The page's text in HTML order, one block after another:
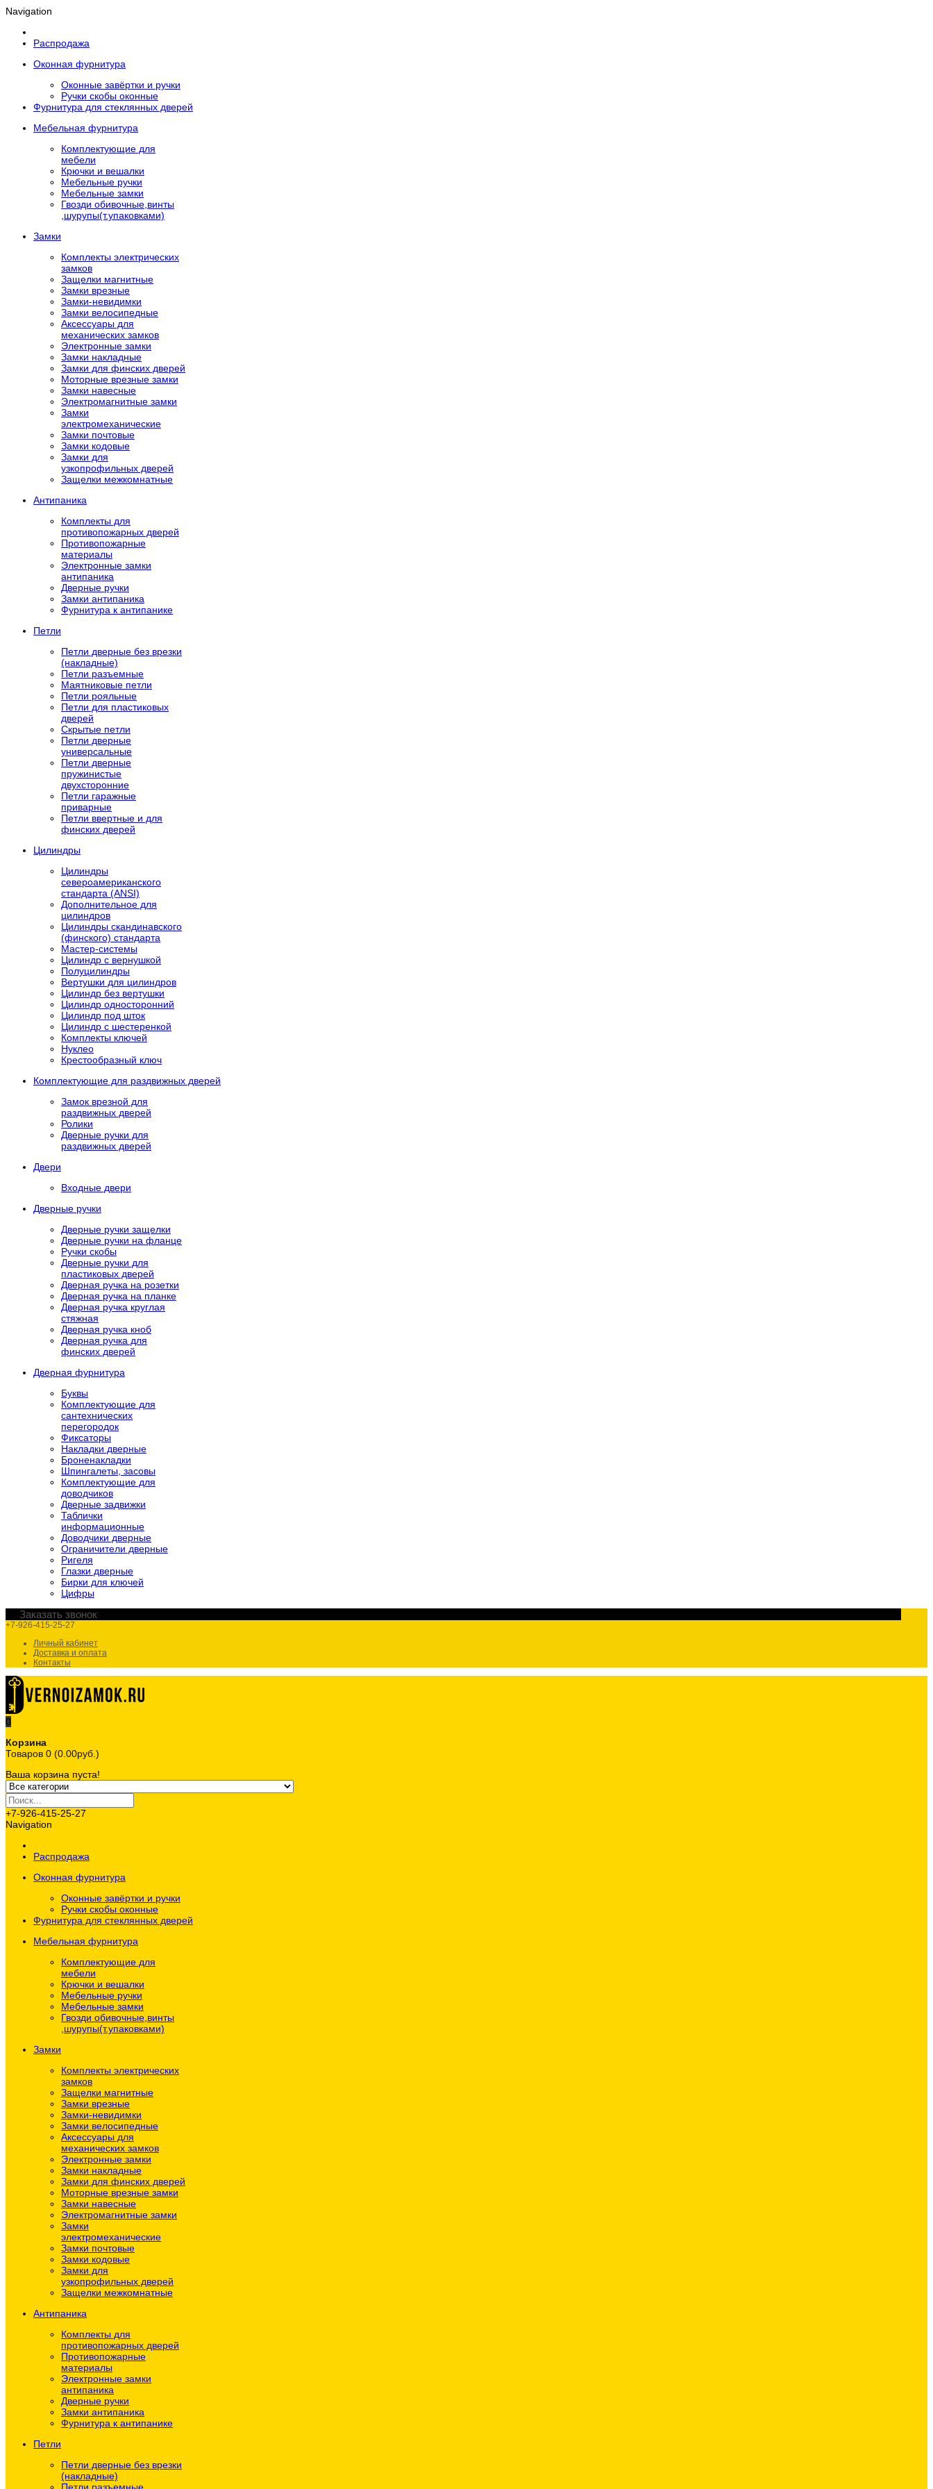
Navigation
Распродажа
Оконная фурнитура
Оконные завёртки и ручки
Ручки скобы оконные
Фурнитура для стеклянных дверей
Мебельная фурнитура
Комплектующие для
мебели
Крючки и вешалки
Мебельные ручки
Мебельные замки
Гвозди обивочные,винты
,шурупы(т.упаковками)
Замки
Комплекты электрических
замков
Защелки магнитные
Замки врезные
Замки-невидимки
Замки велосипедные
Аксессуары для
механических замков
Электронные замки
Замки накладные
Замки для финских дверей
Моторные врезные замки
Замки навесные
Электромагнитные замки
Замки
электромеханические
Замки почтовые
Замки кодовые
Замки для
узкопрофильных дверей
Защелки межкомнатные
Антипаника
Комплекты для
противопожарных дверей
Противопожарные
материалы
Электронные замки
антипаника
Дверные ручки
Замки антипаника
Фурнитура к антипанике
Петли
Петли дверные без врезки
(накладные)
Петли разъемные
Маятниковые петли
Петли рояльные
Петли для пластиковых
дверей
Скрытые петли
Петли дверные
универсальные
Петли дверные
пружинистые
двухсторонние
Петли гаражные
приварные
Петли ввертные и для
финских дверей
Цилиндры
Цилиндры
североамериканского
стандарта (ANSI)
Дополнительное для
цилиндров
Цилиндры скандинавского
(финского) стандарта
Мастер-системы
Цилиндр с вернушкой
Полуцилиндры
Вертушки для цилиндров
Цилиндр без вертушки
Цилиндр односторонний
Цилиндр под шток
Цилиндр с шестеренкой
Комплекты ключей
Нуклео
Крестообразный ключ
Комплектующие для раздвижных дверей
Замок врезной для
раздвижных дверей
Ролики
Дверные ручки для
раздвижных дверей
Двери
Входные двери
Дверные ручки
Дверные ручки защелки
Дверные ручки на фланце
Ручки скобы
Дверные ручки для
пластиковых дверей
Дверная ручка на розетки
Дверная ручка на планке
Дверная ручка круглая
стяжная
Дверная ручка кноб
Дверная ручка для
финских дверей
Дверная фурнитура
Буквы
Комплектующие для
сантехнических
перегородок
Фиксаторы
Накладки дверные
Броненакладки
Шпингалеты, засовы
Комплектующие для
доводчиков
Дверные задвижки
Таблички
информационные
Доводчики дверные
Ограничители дверные
Ригеля
Глазки дверные
Бирки для ключей
Цифры
Заказать звонок
+7-926-415-25-27
Личный кабинет
Доставка и оплата
Контакты
0
Корзина
Товаров 0 (0.00руб.)
Ваша корзина пуста!
+7-926-415-25-27
Navigation
Распродажа
Оконная фурнитура
Оконные завёртки и ручки
Ручки скобы оконные
Фурнитура для стеклянных дверей
Мебельная фурнитура
Комплектующие для
мебели
Крючки и вешалки
Мебельные ручки
Мебельные замки
Гвозди обивочные,винты
,шурупы(т.упаковками)
Замки
Комплекты электрических
замков
Защелки магнитные
Замки врезные
Замки-невидимки
Замки велосипедные
Аксессуары для
механических замков
Электронные замки
Замки накладные
Замки для финских дверей
Моторные врезные замки
Замки навесные
Электромагнитные замки
Замки
электромеханические
Замки почтовые
Замки кодовые
Замки для
узкопрофильных дверей
Защелки межкомнатные
Антипаника
Комплекты для
противопожарных дверей
Противопожарные
материалы
Электронные замки
антипаника
Дверные ручки
Замки антипаника
Фурнитура к антипанике
Петли
Петли дверные без врезки
(накладные)